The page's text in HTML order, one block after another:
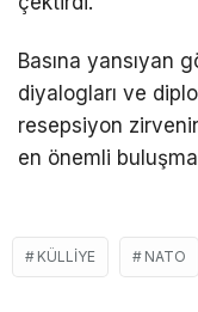
Basına yansıyan
diyalogları ve
resepsiyon
en önemli
KÜLLIYE NATO